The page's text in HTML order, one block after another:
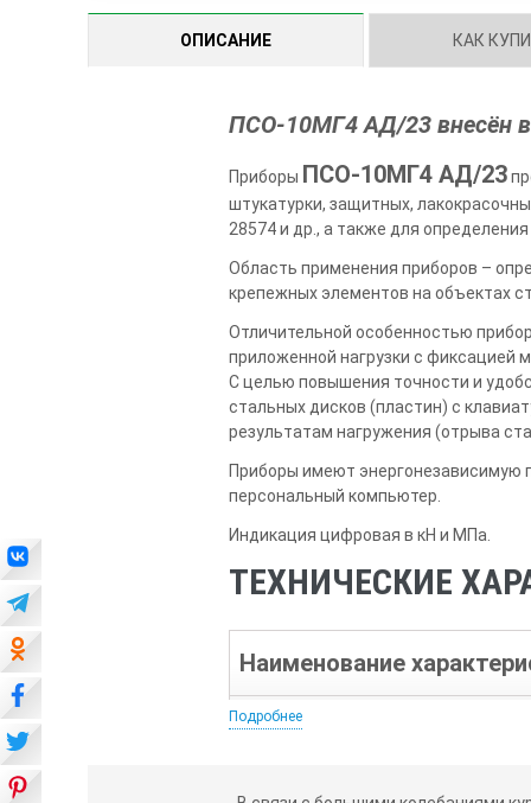
ОПИСАНИЕ КАК
ПСО-10МГ4 АД/23 внесён
Приборы ПСО-10МГ4 АД/23
штукатурки, защитных,
28574 и др., а также для
Область применения приборов –
крепежных элементов на объектах
Отличительной особенностью
приложенной нагрузки с фиксацией
С целью повышения точности и
стальных дисков (пластин) с
результатам нагружения (отрыва
Приборы имеют энергонезависимую
персональный компьютер.
Индикация цифровая в кН и МПа.
ТЕХНИЧЕСКИЕ
Наименование
Диапазон измерений силы, кН
Подробнее